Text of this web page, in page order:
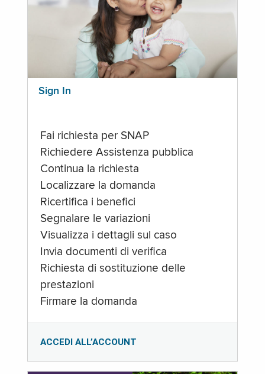
Sign In
Fai richiesta per SNAP
Richiedere Assistenza pubblica
Continua la richiesta
Localizzare la domanda
Ricertifica i benefici
Segnalare le variazioni
Visualizza i dettagli sul caso
Invia documenti di verifica
Richiesta di sostituzione delle
prestazioni
Firmare la domanda
ACCEDI ALL’ACCOUNT